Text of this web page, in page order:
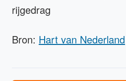
rijgedrag
Bron: Hart van Nederland